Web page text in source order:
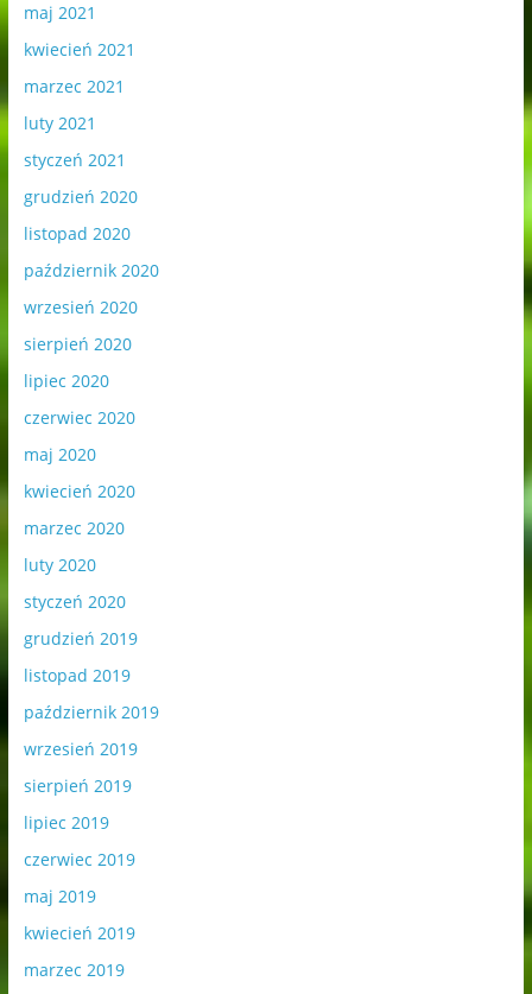
maj 2021
kwiecień 2021
marzec 2021
luty 2021
styczeń 2021
grudzień 2020
listopad 2020
październik 2020
wrzesień 2020
sierpień 2020
lipiec 2020
czerwiec 2020
maj 2020
kwiecień 2020
marzec 2020
luty 2020
styczeń 2020
grudzień 2019
listopad 2019
październik 2019
wrzesień 2019
sierpień 2019
lipiec 2019
czerwiec 2019
maj 2019
kwiecień 2019
marzec 2019